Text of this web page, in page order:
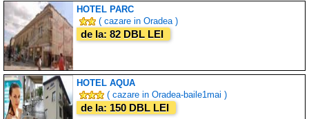
HOTEL PARC
( cazare in Oradea )
de la: 82 DBL LEI
HOTEL AQUA
( cazare in Oradea-baile1mai )
de la: 150 DBL LEI